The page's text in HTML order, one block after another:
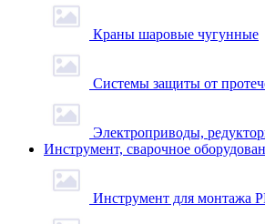
Краны шаровые чугунные
Системы защиты от
Электроприводы,
Инструмент, сварочное
Инструмент для монтажа